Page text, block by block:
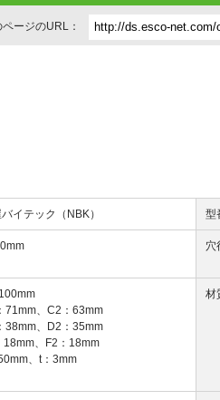
ページのURL：
イテック（NBK） 型
穴
71mm、C2：63mm
38mm、D2：35mm
18mm、F2：18mm
、t：3mm
材